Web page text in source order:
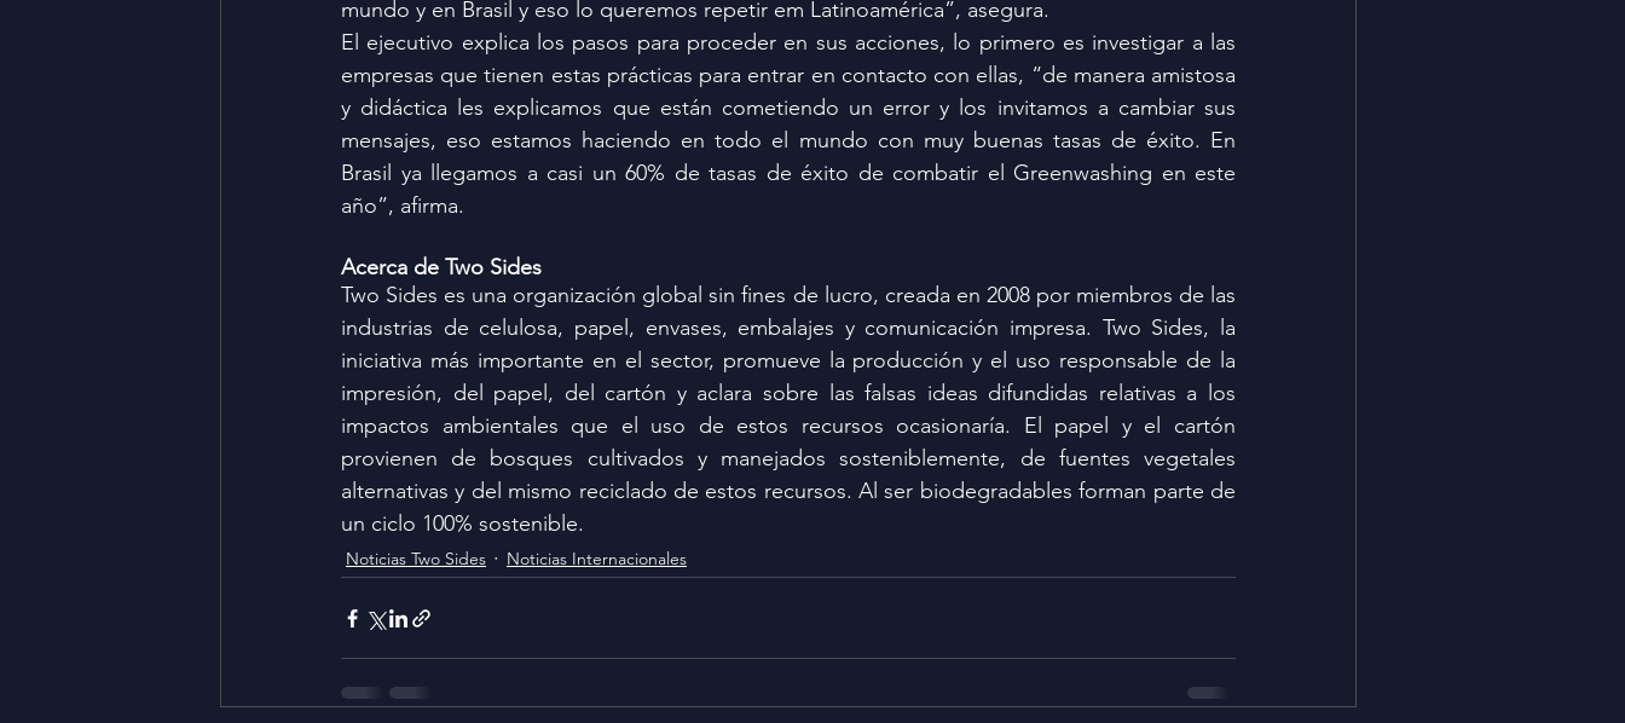
mundo y en Brasil y eso lo queremos repetir em Latinoamérica”, asegura.
El ejecutivo explica los pasos para proceder en sus acciones, lo primero es investigar a las
empresas que tienen estas prácticas para entrar en contacto con ellas, “de manera amistosa
y didáctica les explicamos que están cometiendo un error y los invitamos a cambiar sus
mensajes, eso estamos haciendo en todo el mundo con muy buenas tasas de éxito. En
Brasil ya llegamos a casi un 60% de tasas de éxito de combatir el Greenwashing en este
año”, afirma.
Acerca de Two Sides
Two Sides es una organización global sin fines de lucro, creada en 2008 por miembros de las
industrias de celulosa, papel, envases, embalajes y comunicación impresa. Two Sides, la
iniciativa más importante en el sector, promueve la producción y el uso responsable de la
impresión, del papel, del cartón y aclara sobre las falsas ideas difundidas relativas a los
impactos ambientales que el uso de estos recursos ocasionaría. El papel y el cartón
provienen de bosques cultivados y manejados sosteniblemente, de fuentes vegetales
alternativas y del mismo reciclado de estos recursos. Al ser biodegradables forman parte de
un ciclo 100% sostenible.
Noticias Two Sides Noticias Internacionales